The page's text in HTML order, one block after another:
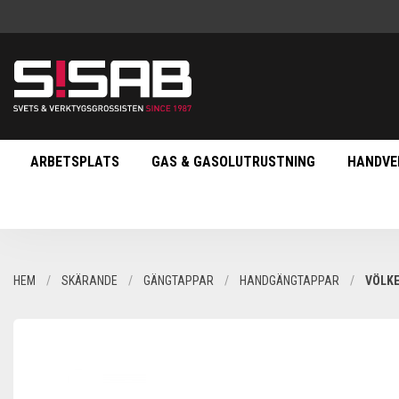
ARBETSPLATS GAS & GASOLUTRUSTNING
HEM SKÄRANDE GÄNGTAPPAR HANDGÄNGTAPPAR